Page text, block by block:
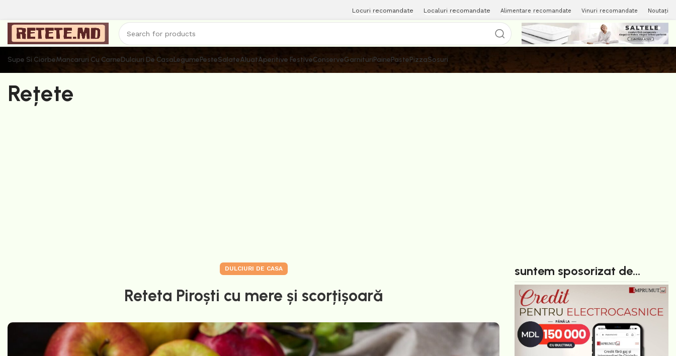
Locuri recomandate Localuri recomandate Alimentare recomandate Vinuri recomandate Noutați
Supe Si CiorbeMancaruri Cu CarneDulciuri De CasaLegumePesteSalateAluatAperitive FestiveConserveGarnituriPainePastePizzaSosuri
Rețete
DULCIURI DE CASA
Reteta Piroști cu mere și scorțișoară
suntem sposorizat de...